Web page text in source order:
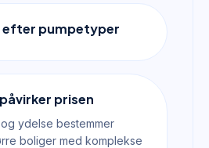
efter pumpetyper
prisen
ydelse bestemmer
boliger med komplekse